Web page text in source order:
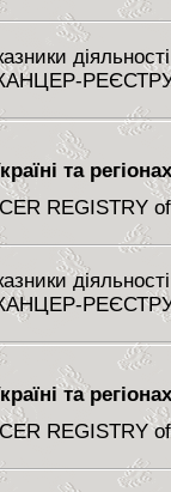
та
REGISTRY
та
REGISTRY